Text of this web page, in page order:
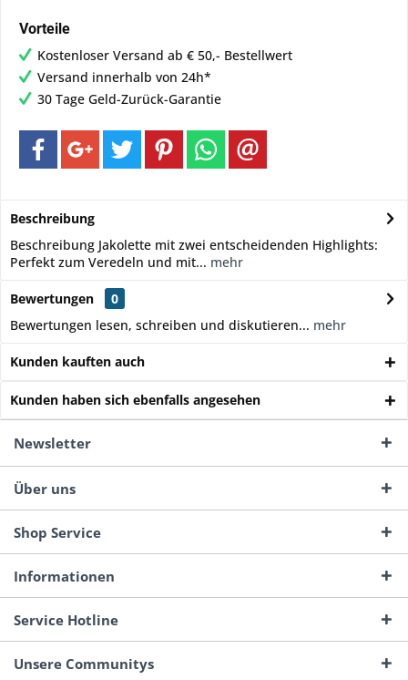
Vorteile
Kostenloser Versand ab € 50,- Bestellwert
Versand innerhalb von 24h*
30 Tage Geld-Zurück-Garantie
Beschreibung
Beschreibung Jakolette mit zwei entscheidenden Highlights:
Perfekt zum Veredeln und mit... mehr
Bewertungen
0
Bewertungen lesen, schreiben und diskutieren... mehr
Kunden kauften auch
Kunden haben sich ebenfalls angesehen
Newsletter
Über uns
Shop Service
Informationen
Service Hotline
Unsere Communitys